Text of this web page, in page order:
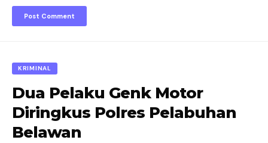
KRIMINAL
Dua Pelaku Genk Motor
Diringkus Polres Pelabuhan
Belawan